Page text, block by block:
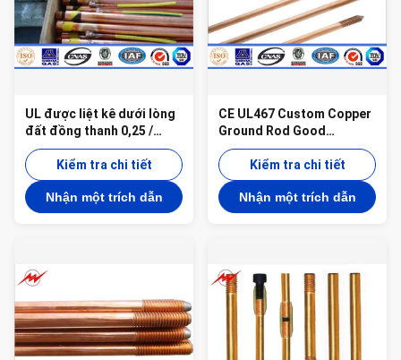
UL được liệt kê dưới lòng
đất đồng thanh 0,25 /
0.3mm Cooper dày
Kiểm tra chi tiết
Nhận một trích dẫn
CE UL467 Custom Copper
Ground Rod Good
Conductivity Used In The
Grounding Device
Kiểm tra chi tiết
Nhận một trích dẫn